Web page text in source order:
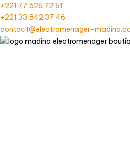
+221 77 526 72 61
+221 33 842 37 46
contact@electromenager-